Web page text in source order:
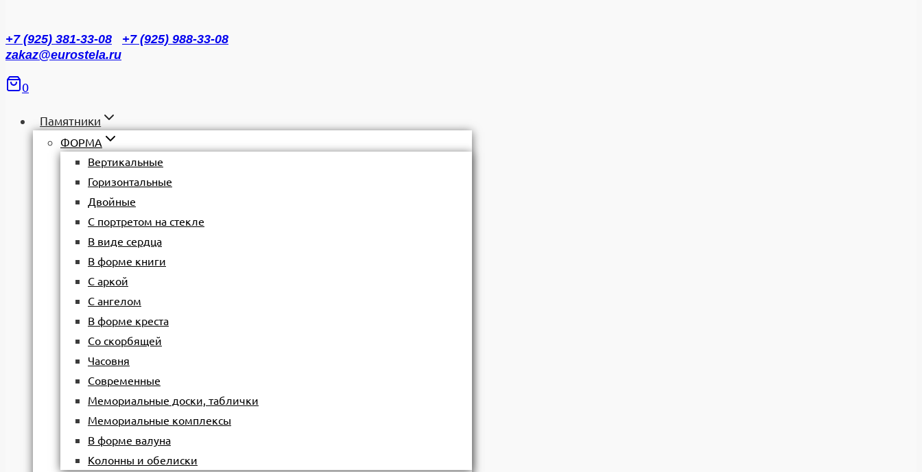
+7 (925) 381-33-08
+7 (925) 988-33-08
zakaz@eurostela.ru
0
Памятники
ФОРМА
Вертикальные
Горизонтальные
Двойные
С портретом на стекле
В виде сердца
В форме книги
С аркой
С ангелом
В форме креста
Со скорбящей
Часовня
Современные
Мемориальные доски, таблички
Мемориальные комплексы
В форме валуна
Колонны и обелиски